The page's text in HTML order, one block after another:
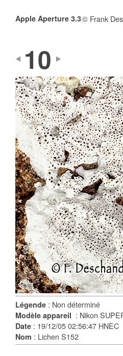
Apple Aperture 3.3© Frank
10
Légende : Non déterminé
Modèle appareil : Nikon
Date : 19/12/05 02:56:47 HNEC
Nom : Lichen S152